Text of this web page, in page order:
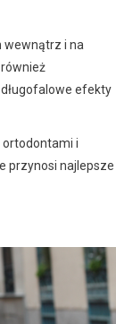
wewnątrz i na
efekty
ortodontami i
przynosi najlepsze